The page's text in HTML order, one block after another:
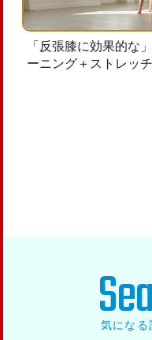
「反張膝に効果的な
ーニング＋ストレッチ
気になる